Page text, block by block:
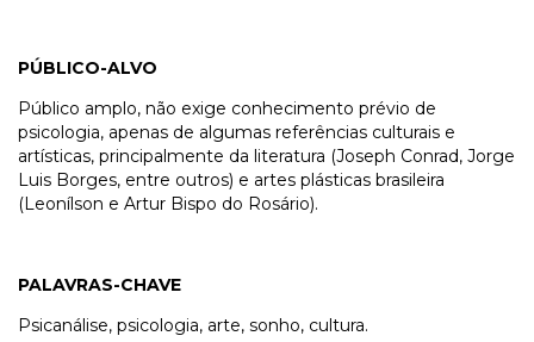
PÚBLICO-ALVO
Público amplo, não exige conhecimento prévio de
psicologia, apenas de algumas referências culturais e
artísticas, principalmente da literatura (Joseph Conrad, Jorge
Luis Borges, entre outros) e artes plásticas brasileira
(Leonílson e Artur Bispo do Rosário).
PALAVRAS-CHAVE
Psicanálise, psicologia, arte, sonho, cultura.